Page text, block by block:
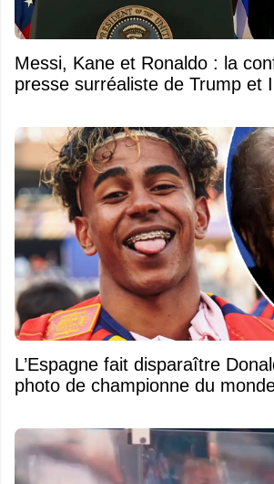
Messi, Kane et Ronaldo : la
presse surréaliste de Trump et
L’Espagne fait disparaître
photo de championne du